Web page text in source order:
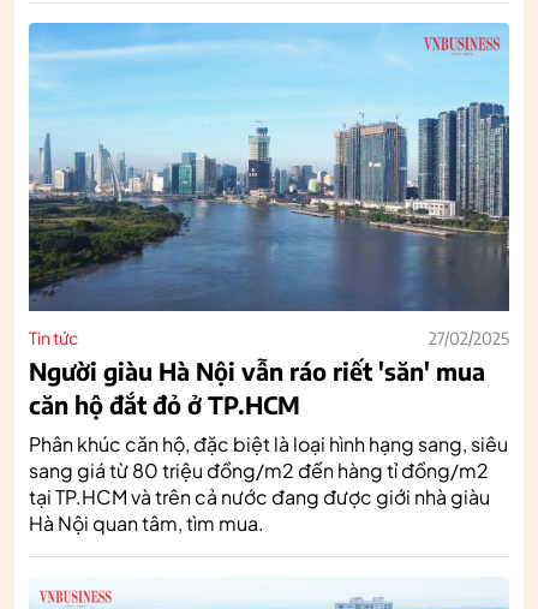
Tin tức 27/02/2025
Người giàu Hà Nội vẫn ráo riết 'săn' mua
căn hộ đắt đỏ ở TP.HCM
Phân khúc căn hộ, đặc biệt là loại hình hạng sang, siêu
sang giá từ 80 triệu đồng/m2 đến hàng tỉ đồng/m2
tại TP.HCM và trên cả nước đang được giới nhà giàu
Hà Nội quan tâm, tìm mua.